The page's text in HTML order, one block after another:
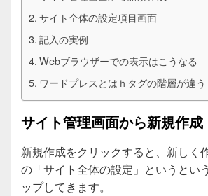
サイト全体の設定項目画面
記入の実例
Webブラウザーでの表示はこうなる
ワードプレスとはｈタグの階層が違う
サイト管理画面から新規作成
新規作成をクリックすると、新しく
の「サイト全体の設定」というとい
ップしてきます。